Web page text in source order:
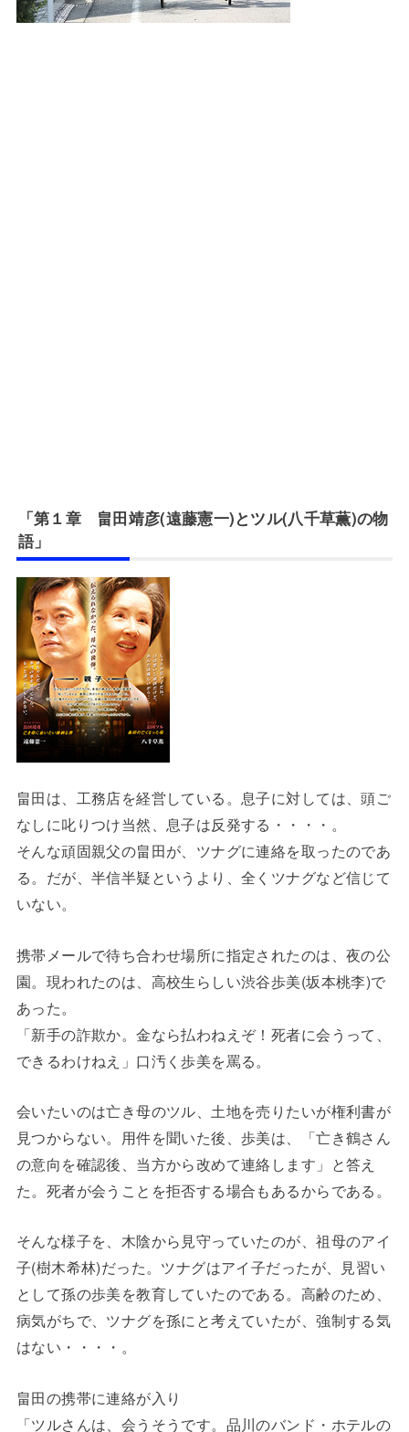
「第１章 畠田靖彦(遠藤憲一)とツル(八千草薫)の物
語」
畠田は、工務店を経営している。息子に対しては、頭ご
なしに叱りつけ当然、息子は反発する・・・・。
そんな頑固親父の畠田が、ツナグに連絡を取ったのであ
る。だが、半信半疑というより、全くツナグなど信じて
いない。
携帯メールで待ち合わせ場所に指定されたのは、夜の公
園。現われたのは、高校生らしい渋谷歩美(坂本桃李)で
あった。
「新手の詐欺か。金なら払わねえぞ！死者に会うって、
できるわけねえ」口汚く歩美を罵る。
会いたいのは亡き母のツル、土地を売りたいが権利書が
見つからない。用件を聞いた後、歩美は、「亡き鶴さん
の意向を確認後、当方から改めて連絡します」と答え
た。死者が会うことを拒否する場合もあるからである。
そんな様子を、木陰から見守っていたのが、祖母のアイ
子(樹木希林)だった。ツナグはアイ子だったが、見習い
として孫の歩美を教育していたのである。高齢のため、
病気がちで、ツナグを孫にと考えていたが、強制する気
はない・・・・。
畠田の携帯に連絡が入り
「ツルさんは、会うそうです。品川のバンド・ホテルの